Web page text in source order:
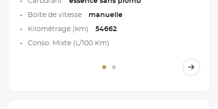
Boite de vitesse manuelle
Kilométrage (km) 54662
Conso. Mixte (L/100 Km)